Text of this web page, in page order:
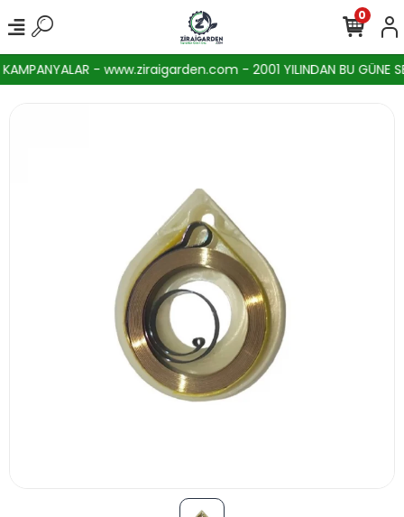
- www.ziraigarden.com - 2001 YILINDAN BU GÜNE
0